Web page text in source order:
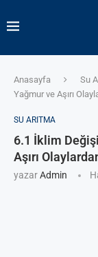
Anasayfa Su
Yağmur ve Aşırı
SU ARITMA
6.1 İklim
Aşırı
yazarAdmin